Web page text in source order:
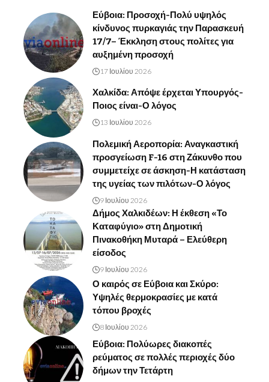
Εύβοια: Προσοχή-Πολύ υψηλός
κίνδυνος πυρκαγιάς την Παρασκευή
17/7– Έκκληση στους πολίτες για
αυξημένη προσοχή
17 Ιουλίου 2026
Χαλκίδα: Απόψε έρχεται Υπουργός-
Ποιος είναι-Ο λόγος
13 Ιουλίου 2026
Πολεμική Αεροπορία: Αναγκαστική
προσγείωση F-16 στη Ζάκυνθο που
συμμετείχε σε άσκηση-Η κατάσταση
της υγείας των πιλότων-Ο λόγος
9 Ιουλίου 2026
Δήμος Χαλκιδέων: Η έκθεση «Το
Καταφύγιο» στη Δημοτική
Πινακοθήκη Μυταρά – Ελεύθερη
είσοδος
9 Ιουλίου 2026
Ο καιρός σε Εύβοια και Σκύρο:
Υψηλές θερμοκρασίες με κατά
τόπου βροχές
8 Ιουλίου 2026
Εύβοια: Πολύωρες διακοπές
ρεύματος σε πολλές περιοχές δύο
δήμων την Τετάρτη